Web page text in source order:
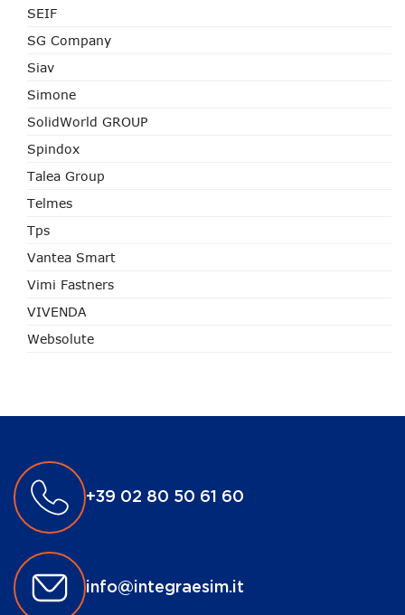
SEIF
SG Company
Siav
Simone
SolidWorld GROUP
Spindox
Talea Group
Telmes
Tps
Vantea Smart
Vimi Fastners
VIVENDA
Websolute
+39 02 80 50 61 60
info@integraesim.it